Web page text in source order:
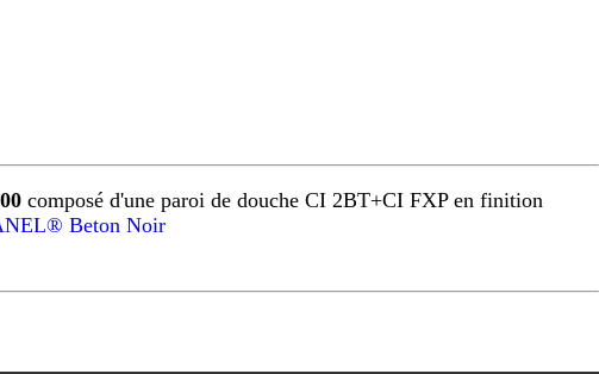
composé d'une paroi de douche CI 2BT+CI FXP en finition
Beton Noir